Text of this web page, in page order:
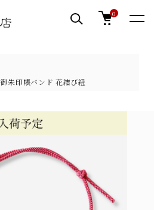
0
御朱印帳バンド 花結び紐